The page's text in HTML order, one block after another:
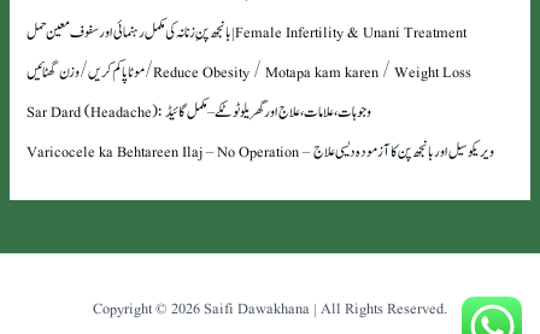
بانجھ پنِ زنانہ کی مکمل رہنمائی اور سفوف معین حمل | Female Infertility & Unani Treatment
موٹاپا کم کریں / وزن گھٹائیں / Reduce Obesity / Motapa kam karen / Weight Loss
Sar Dard (Headache): وجوہات، علامات، علاج اور گھریلو ٹوٹکے – مکمل گائیڈ
Varicocele ka Behtareen Ilaj – No Operation – ویریکوسیل اور بانجھ پن کا آزمودہ دیسی علاج
Copyright © 2026 Saifi Dawakhana | All Rights Reserved.